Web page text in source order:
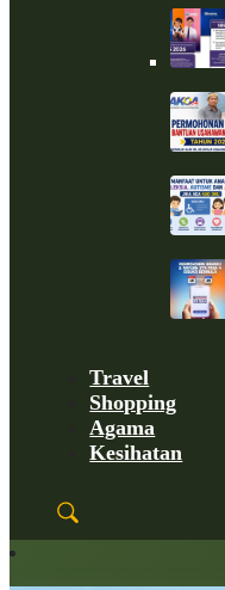
Travel
Shopping
Agama
Kesihatan